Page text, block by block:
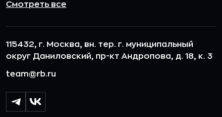
Смотреть все
115432, г. Москва, вн. тер. г. муниципальный
округ Даниловский, пр-кт Андропова, д. 18, к. 3
team@rb.ru